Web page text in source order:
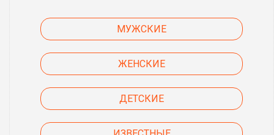
МУЖСКИЕ
ЖЕНСКИЕ
ДЕТСКИЕ